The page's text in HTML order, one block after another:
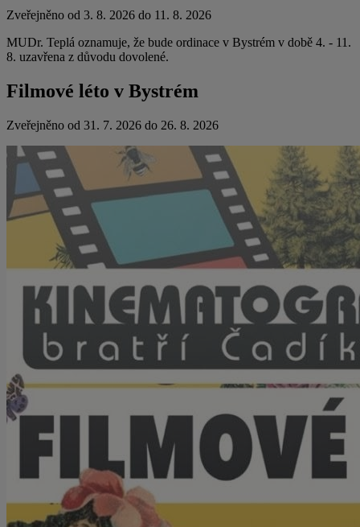
Zveřejněno od 3. 8. 2026 do 11. 8. 2026
MUDr. Teplá oznamuje, že bude ordinace v Bystrém v době 4. - 11.
8. uzavřena z důvodu dovolené.
Filmové léto v Bystrém
Zveřejněno od 31. 7. 2026 do 26. 8. 2026